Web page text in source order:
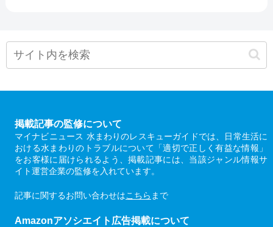
掲載記事の監修について
マイナビニュース 水まわりのレスキューガイドでは、日常生活に
おける水まわりのトラブルについて「適切で正しく有益な情報」
をお客様に届けられるよう、掲載記事には、当該ジャンル情報サ
イト運営企業の監修を入れています。
記事に関するお問い合わせはこちら まで
Amazonアソシエイト広告掲載について